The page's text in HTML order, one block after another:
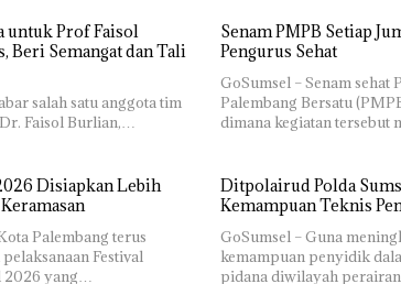
untuk Prof Faisol
Beri Semangat dan Tali
salah satu anggota tim
Faisol Burlian,…
Senam PMPB Setiap
Pengurus Sehat
GoSumsel – Senam
Palembang Bersatu
dimana kegiatan tersebut
Disiapkan Lebih
Palembang terus
Festival
2026 yang…
Ditpolairud Polda
Kemampuan Teknis
GoSumsel – Guna
kemampuan penyidik
pidana diwilayah